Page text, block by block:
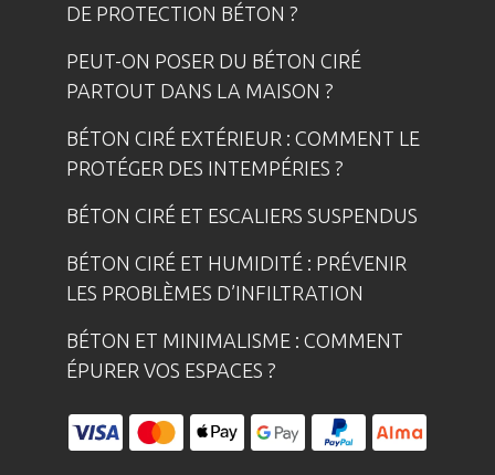
DE PROTECTION BÉTON ?
PEUT-ON POSER DU BÉTON CIRÉ
PARTOUT DANS LA MAISON ?
BÉTON CIRÉ EXTÉRIEUR : COMMENT LE
PROTÉGER DES INTEMPÉRIES ?
BÉTON CIRÉ ET ESCALIERS SUSPENDUS
BÉTON CIRÉ ET HUMIDITÉ : PRÉVENIR
LES PROBLÈMES D’INFILTRATION
BÉTON ET MINIMALISME : COMMENT
ÉPURER VOS ESPACES ?